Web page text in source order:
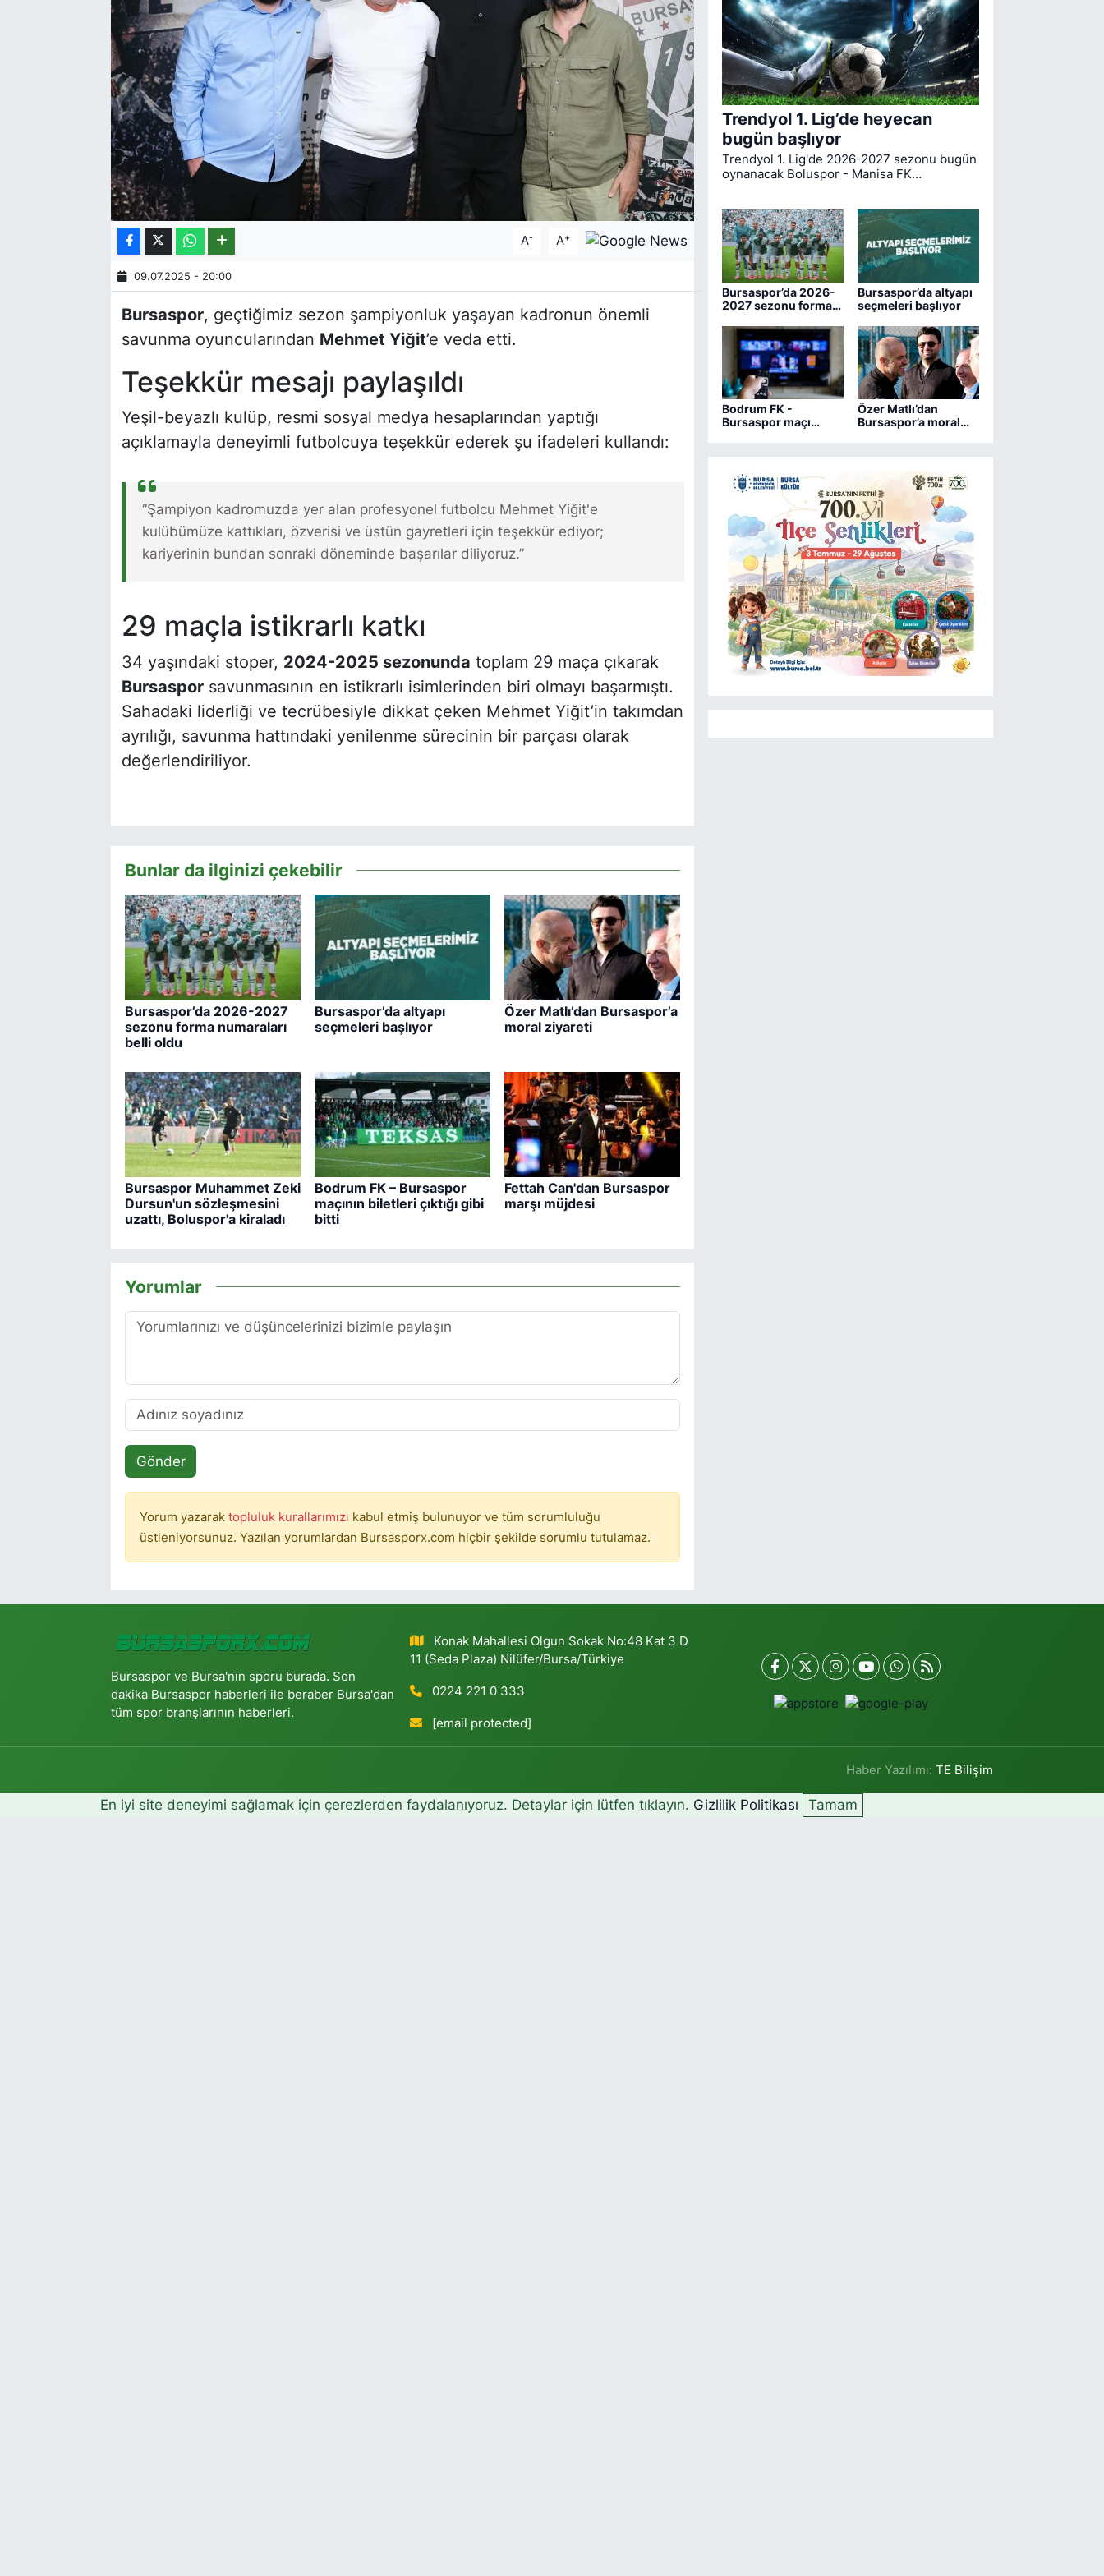
A- A+
09.07.2025 - 20:00
Bursaspor, geçtiğimiz sezon şampiyonluk yaşayan kadronun önemli
savunma oyuncularından Mehmet Yiğit’e veda etti.
Teşekkür mesajı paylaşıldı
Yeşil-beyazlı kulüp, resmi sosyal medya hesaplarından yaptığı
açıklamayla deneyimli futbolcuya teşekkür ederek şu ifadeleri kullandı:
“Şampiyon kadromuzda yer alan profesyonel futbolcu Mehmet Yiğit'e
kulübümüze kattıkları, özverisi ve üstün gayretleri için teşekkür ediyor;
kariyerinin bundan sonraki döneminde başarılar diliyoruz.”
29 maçla istikrarlı katkı
34 yaşındaki stoper, 2024-2025 sezonunda toplam 29 maça çıkarak
Bursasporsavunmasının en istikrarlı isimlerinden biri olmayı başarmıştı.
Sahadaki liderliği ve tecrübesiyle dikkat çeken Mehmet Yiğit’in takımdan
ayrılığı, savunma hattındaki yenilenme sürecinin bir parçası olarak
değerlendiriliyor.
Bunlar da ilginizi çekebilir
Bursaspor’da 2026-2027
sezonu forma numaraları
belli oldu
Bursaspor’da altyapı
seçmeleri başlıyor
Özer Matlı’dan Bursaspor’a
moral ziyareti
Bursaspor Muhammet Zeki
Dursun'un sözleşmesini
uzattı, Boluspor'a kiraladı
Bodrum FK – Bursaspor
maçının biletleri çıktığı gibi
bitti
Fettah Can'dan Bursaspor
marşı müjdesi
Yorumlar
Gönder
Yorum yazarak topluluk kurallarımızı kabul etmiş bulunuyor ve tüm sorumluluğu
üstleniyorsunuz. Yazılan yorumlardan Bursasporx.com hiçbir şekilde sorumlu tutulamaz.
Trendyol 1. Lig’de heyecan
bugün başlıyor
Trendyol 1. Lig'de 2026-2027 sezonu bugün
oynanacak Boluspor - Manisa FK
Bodrum FK ile kozlarını paylaşacak.
Bursaspor’da 2026-
2027 sezonu forma
Bursaspor’da altyapı
seçmeleri başlıyor
Bodrum FK -
Bursaspor maçı
Özer Matlı’dan
Bursaspor’a moral
Bursaspor ve Bursa'nın sporu burada. Son
dakika Bursaspor haberleri ile beraber Bursa'dan
tüm spor branşlarının haberleri.
Konak Mahallesi Olgun Sokak No:48 Kat 3 D
11 (Seda Plaza) Nilüfer/Bursa/Türkiye
0224 221 0 333
[email protected]
Haber Yazılımı:TE Bilişim
En iyi site deneyimi sağlamak için çerezlerden faydalanıyoruz. Detaylar için lütfen tıklayın. Gizlilik Politikası Tamam